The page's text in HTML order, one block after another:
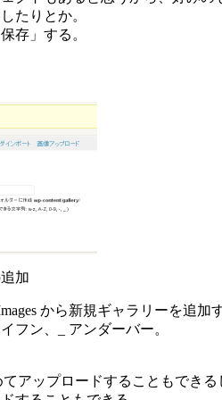
たりとか。
存」する。
加
から新規ギャラリーを追加す
フン、_ アンダーバー。
アップロードすることもできる